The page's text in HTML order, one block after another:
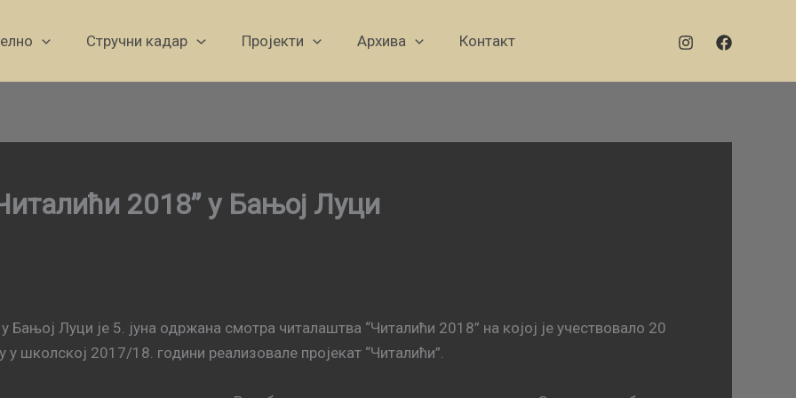
Стручни кадар Пројекти Архива Контакт
2018” у Бањој Луци
Луци је 5. јуна одржана смотра читалаштва “Читалићи 2018” на којој је учествовало 20
школској 2017/18. години реализовале пројекат “Читалићи”.